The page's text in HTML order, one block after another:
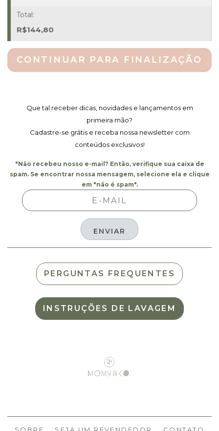
R$144,80
CONTINUAR PARA FINALIZAÇÃO
Que tal receber dicas, novidades e lançamentos em
primeira mão?
Cadastre-se grátis e receba nossa newsletter com
conteúdos exclusivos!
"Não recebeu nosso e-mail? Então, verifique sua caixa de
spam. Se encontrar nossa mensagem, selecione ela e clique
em "não é spam".
PERGUNTAS FREQUENTES
INSTRUÇÕES DE LAVAGEM